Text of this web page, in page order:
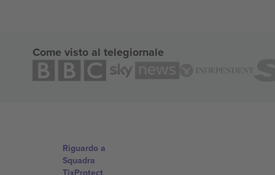
Come visto al telegiornale
Riguardo a
Squadra
TixProtect